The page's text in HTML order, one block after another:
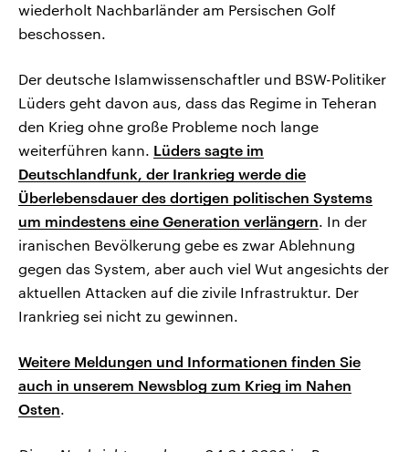
wiederholt Nachbarländer am Persischen Golf
beschossen.
Der deutsche Islamwissenschaftler und BSW-Politiker
Lüders geht davon aus, dass das Regime in Teheran
den Krieg ohne große Probleme noch lange
weiterführen kann. Lüders sagte im
Deutschlandfunk, der Irankrieg werde die
Überlebensdauer des dortigen politischen Systems
um mindestens eine Generation verlängern. In der
iranischen Bevölkerung gebe es zwar Ablehnung
gegen das System, aber auch viel Wut angesichts der
aktuellen Attacken auf die zivile Infrastruktur. Der
Irankrieg sei nicht zu gewinnen.
Weitere Meldungen und Informationen finden Sie
auch in unserem Newsblog zum Krieg im Nahen
Osten.